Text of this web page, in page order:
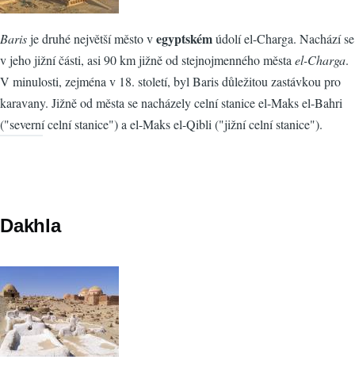
Barisje druhé největší město vegyptskémúdolí el-Charga. Nachází se
v jeho jižní části, asi 90 km jižně od stejnojmenného města el-Charga.
V minulosti, zejména v 18. století, byl Baris důležitou zastávkou pro
karavany. Jižně od města se nacházely celní stanice el-Maks el-Bahri
("severní celní stanice") a el-Maks el-Qibli ("jižní celní stanice").
Dakhla